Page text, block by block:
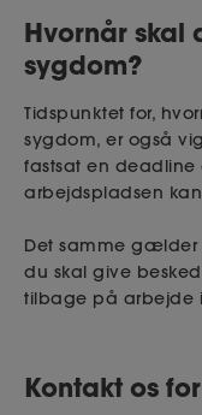
Hvornår skal
sygdom?
Tidspunktet for,
sygdom, er også
fastsat en deadline
arbejdspladsen
Det samme gælder
du skal give
tilbage på arbejde
Kontakt os